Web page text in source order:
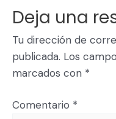
Deja una
Tu dirección de
publicada. Los
marcados con *
Comentario *